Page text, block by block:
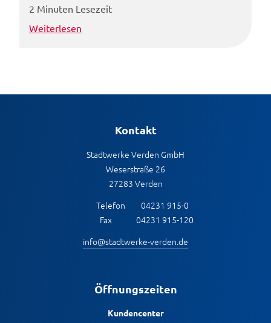
2 Minuten Lesezeit
Weiterlesen
Kontakt
Stadtwerke Verden GmbH
Weserstraße 26
27283 Verden
Telefon
04231 915-0
Fax
04231 915-120
info@stadtwerke-verden.de
Öffnungszeiten
Kundencenter